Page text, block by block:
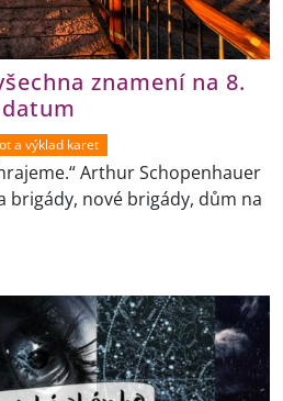
znamení na 8.
a výklad karet
Arthur Schopenhauer
brigády, nové brigády, dům na